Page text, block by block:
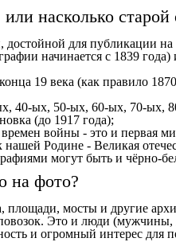
насколько
достойной для публикации
начинается с 1839
19 века (как правило
40-ых, 50-ых, 60-ых, 70-ых,
(до 1917 года);
войны - это и первая
Родине - Великая
могут быть и чёрно-
на фото?
площади, мосты и другие
Это и люди (мужчины,
и огромный интерес для